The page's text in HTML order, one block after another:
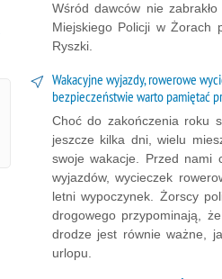
Wśród dawców nie
Miejskiego Policji w Żorach
Ryszki.
Wakacyjne wyjazdy, rowerowe
bezpieczeństwie warto pamiętać
Choć do zakończenia roku
jeszcze kilka dni, wielu
swoje wakacje. Przed nami
wyjazdów, wycieczek
letni wypoczynek. Żorscy
drogowego przypominają,
drodze jest równie ważne,
urlopu.